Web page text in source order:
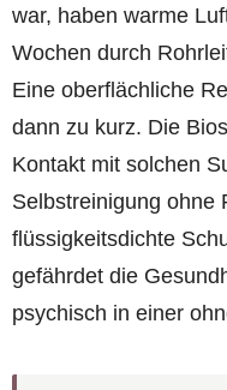
war, haben warme
Wochen durch
Eine oberflächliche
dann zu kurz. Die
Kontakt mit solchen
Selbstreinigung ohne
flüssigkeitsdichte
gefährdet die
psychisch in einer